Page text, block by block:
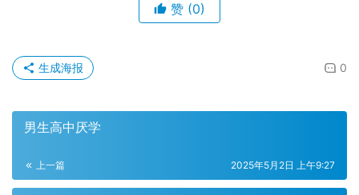
赞 (0)
0
生成海报
男生高中厌学
上一篇 2025年5月2日 上午9:27